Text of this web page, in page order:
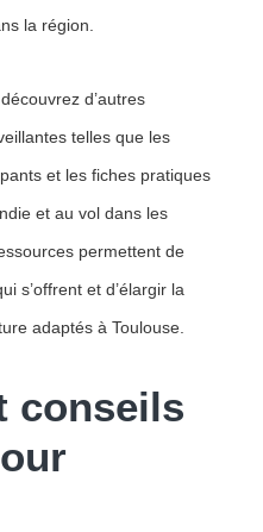
la région.
d’autres
telles que les
et les fiches pratiques
et au vol dans les
permettent de
s’offrent et d’élargir la
adaptés à Toulouse.
conseils